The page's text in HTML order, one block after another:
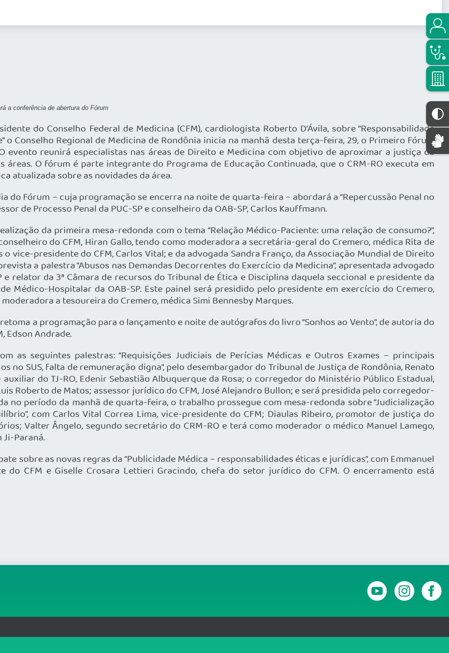
a conferência de abertura do Fórum
do Conselho Federal de Medicina (CFM), cardiologista Roberto D’Ávila, sobre “Responsabilidade
o Conselho Regional de Medicina de Rondônia inicia na manhã desta terça-feira, 29, o Primeiro Fórum
evento reunirá especialistas nas áreas de Direito e Medicina com objetivo de aproximar a justiça da
O fórum é parte integrante do Programa de Educação Continuada, que o CRM-RO executa em
atualizada sobre as novidades da área.
do Fórum – cuja programação se encerra na noite de quarta-feira – abordará a “Repercussão Penal no
de Processo Penal da PUC-SP e conselheiro da OAB-SP, Carlos Kauffmann.
da primeira mesa-redonda com o tema “Relação Médico-Paciente: uma relação de consumo?”,
do CFM, Hiran Gallo, tendo como moderadora a secretária-geral do Cremero, médica Rita de
vice-presidente do CFM, Carlos Vital; e da advogada Sandra Franço, da Associação Mundial de Direito
a palestra “Abusos nas Demandas Decorrentes do Exercício da Medicina”, apresentada advogado
relator da 3ª Câmara de recursos do Tribunal de Ética e Disciplina daquela seccional e presidente da
Médico-Hospitalar da OAB-SP. Este painel será presidido pelo presidente em exercício do Cremero,
a tesoureira do Cremero, médica Simi Bennesby Marques.
a programação para o lançamento e noite de autógrafos do livro “Sonhos ao Vento”, de autoria do
Edson Andrade.
as seguintes palestras: “Requisições Judiciais de Perícias Médicas e Outros Exames – principais
no SUS, falta de remuneração digna”, pelo desembargador do Tribunal de Justiça de Rondônia, Renato
do TJ-RO, Edenir Sebastião Albuquerque da Rosa; o corregedor do Ministério Público Estadual,
Roberto de Matos; assessor jurídico do CFM, José Alejandro Bullon; e será presidida pelo corregedor-
no período da manhã de quarta-feira, o trabalho prossegue com mesa-redonda sobre “Judicialização
com Carlos Vital Correa Lima, vice-presidente do CFM; Diaulas Ribeiro, promotor de justiça do
Valter Ângelo, segundo secretário do CRM-RO e terá como moderador o médico Manuel Lamego,
Paraná.
sobre as novas regras da “Publicidade Médica – responsabilidades éticas e jurídicas”, com Emmanuel
do CFM e Giselle Crosara Lettieri Gracindo, chefa do setor jurídico do CFM. O encerramento está